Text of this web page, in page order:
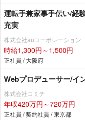
運転手兼家事手伝い/経
充実
株式会社auコーポレーション
時給1,300円～1,500円
正社員 / 大阪府
Webプロデューサー/イ
株式会社コミチ
年収420万円～720万円
正社員 / 契約社員 / 東京都